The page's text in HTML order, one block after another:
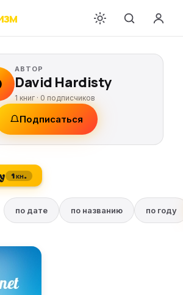
АВТОР
David Hardisty
1 книг ·0 подписчиков
Подписаться
1 кн.
по дате по названию по году